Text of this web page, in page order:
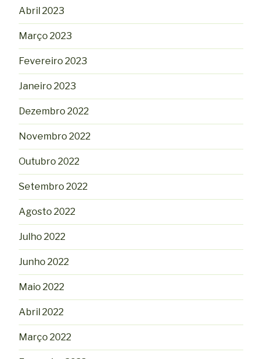
Abril 2023
Março 2023
Fevereiro 2023
Janeiro 2023
Dezembro 2022
Novembro 2022
Outubro 2022
Setembro 2022
Agosto 2022
Julho 2022
Junho 2022
Maio 2022
Abril 2022
Março 2022